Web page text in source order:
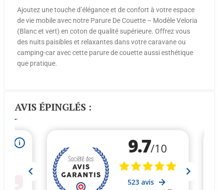
Ajoutez une touche d’élégance et de confort à votre espace
de vie mobile avec notre Parure De Couette – Modèle Veloria
(Blanc et vert) en coton de qualité supérieure. Offrez vous
des nuits paisibles et relaxantes dans votre caravane ou
camping-car avec cette parure de couette aussi esthétique
que pratique.
AVIS ÉPINGLÉS :